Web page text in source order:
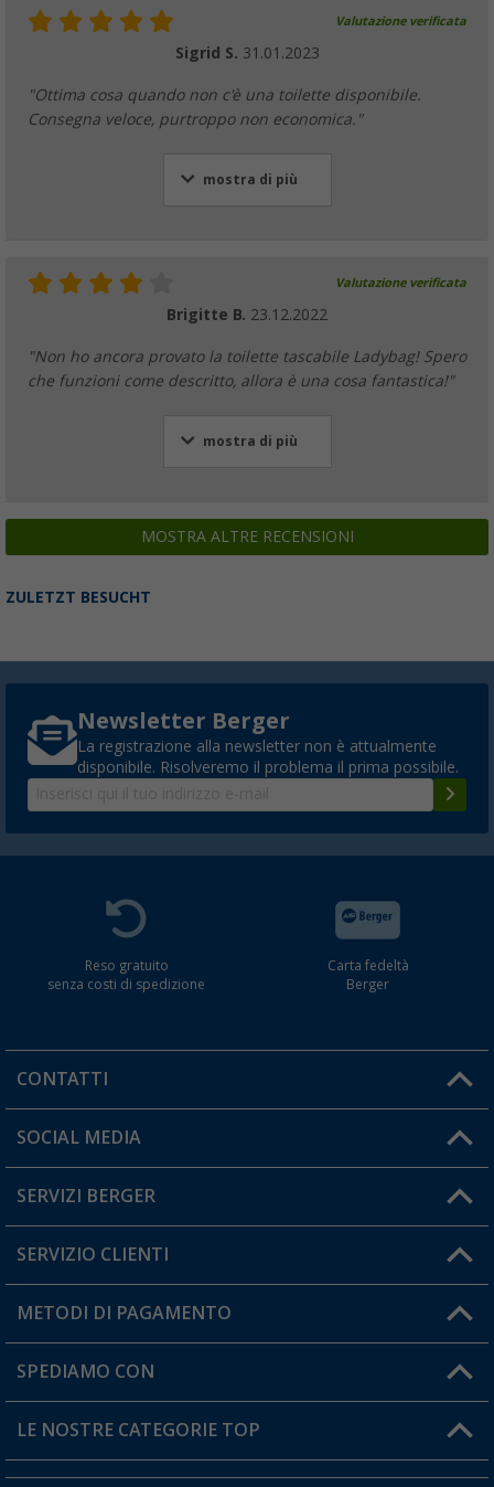
Valutazione verificata
Sigrid S. 31.01.2023
"Ottima cosa quando non c'è una toilette disponibile.
Consegna veloce, purtroppo non economica."
mostra di più
Valutazione verificata
Brigitte B. 23.12.2022
"Non ho ancora provato la toilette tascabile Ladybag! Spero
che funzioni come descritto, allora è una cosa fantastica!"
mostra di più
MOSTRA ALTRE RECENSIONI
ZULETZT BESUCHT
Newsletter Berger
La registrazione alla newsletter non è attualmente
disponibile. Risolveremo il problema il prima possibile.
Reso gratuito
senza costi di spedizione
Carta fedeltà
Berger
CONTATTI
Orari di apertura del servizio:
Hai una domanda?
SOCIAL MEDIA
SERVIZI BERGER
Diventare rivenditori
Il mio Account
Carta fedeltà Berger
SERVIZIO CLIENTI
Informazioni sulla spedizione
Resi
FAQ e Contatti
METODI DI PAGAMENTO
SPEDIAMO CON
LE NOSTRE CATEGORIE TOP